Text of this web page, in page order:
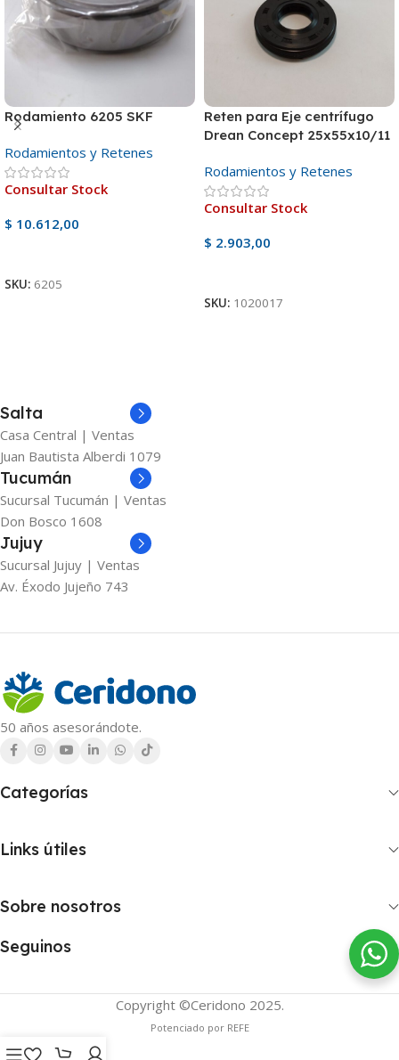
Rodamiento 6205 SKF
Rodamientos y Retenes
Consultar Stock
$ 10.612,00
SKU: 6205
Reten para Eje centrífugo
Drean Concept 25x55x10/11
Rodamientos y Retenes
Consultar Stock
$ 2.903,00
SKU: 1020017
Salta
Casa Central | Ventas
Juan Bautista Alberdi 1079
Tucumán
Sucursal Tucumán | Ventas
Don Bosco 1608
Jujuy
Sucursal Jujuy | Ventas
Av. Éxodo Jujeño 743
50 años asesorándote.
Categorías
Links útiles
Sobre nosotros
Seguinos
Copyright ©Ceridono 2025.
Potenciado por REFE